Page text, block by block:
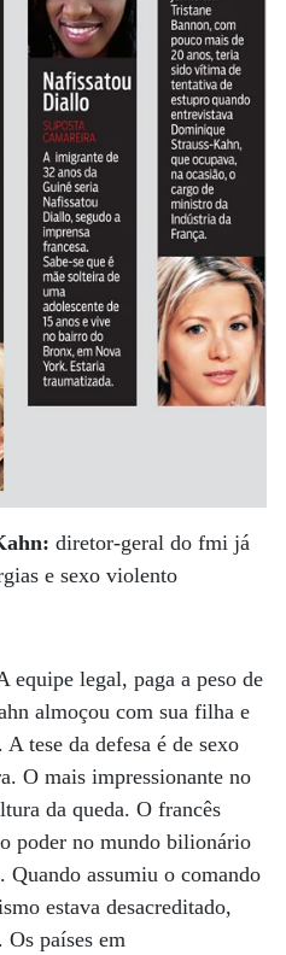
diretor-geral do fmi já
e sexo violento
equipe legal, paga a peso de
almoçou com sua filha e
tese da defesa é de sexo
O mais impressionante no
da queda. O francês
poder no mundo bilionário
Quando assumiu o comando
estava desacreditado,
Os países em